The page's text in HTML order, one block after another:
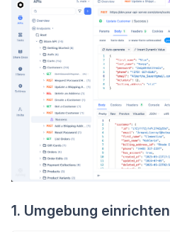
1. Umgebung einrichten